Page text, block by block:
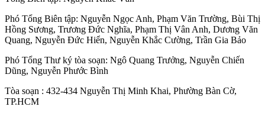
Phó Tổng Biên tập: Nguyễn Ngọc Anh, Phạm Văn Trường, Bùi Thị
Hồng Sương, Trương Đức Nghĩa, Phạm Thị Vân Anh, Dương Văn
Quang, Nguyễn Đức Hiển, Nguyễn Khắc Cường, Trần Gia Bảo
Phó Tổng Thư ký tòa soạn: Ngô Quang Trưởng, Nguyễn Chiến
Dũng, Nguyễn Phước Bình
Tòa soạn : 432-434 Nguyễn Thị Minh Khai, Phường Bàn Cờ,
TP.HCM